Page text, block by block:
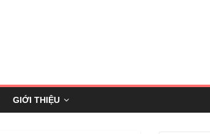
GIỚI THIỆU